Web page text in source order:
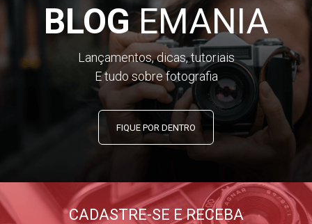
BLOGEMANIA
Lançamentos, dicas, tutoriais
E tudo sobre fotografia
FIQUE POR DENTRO
CADASTRE-SE E RECEBA